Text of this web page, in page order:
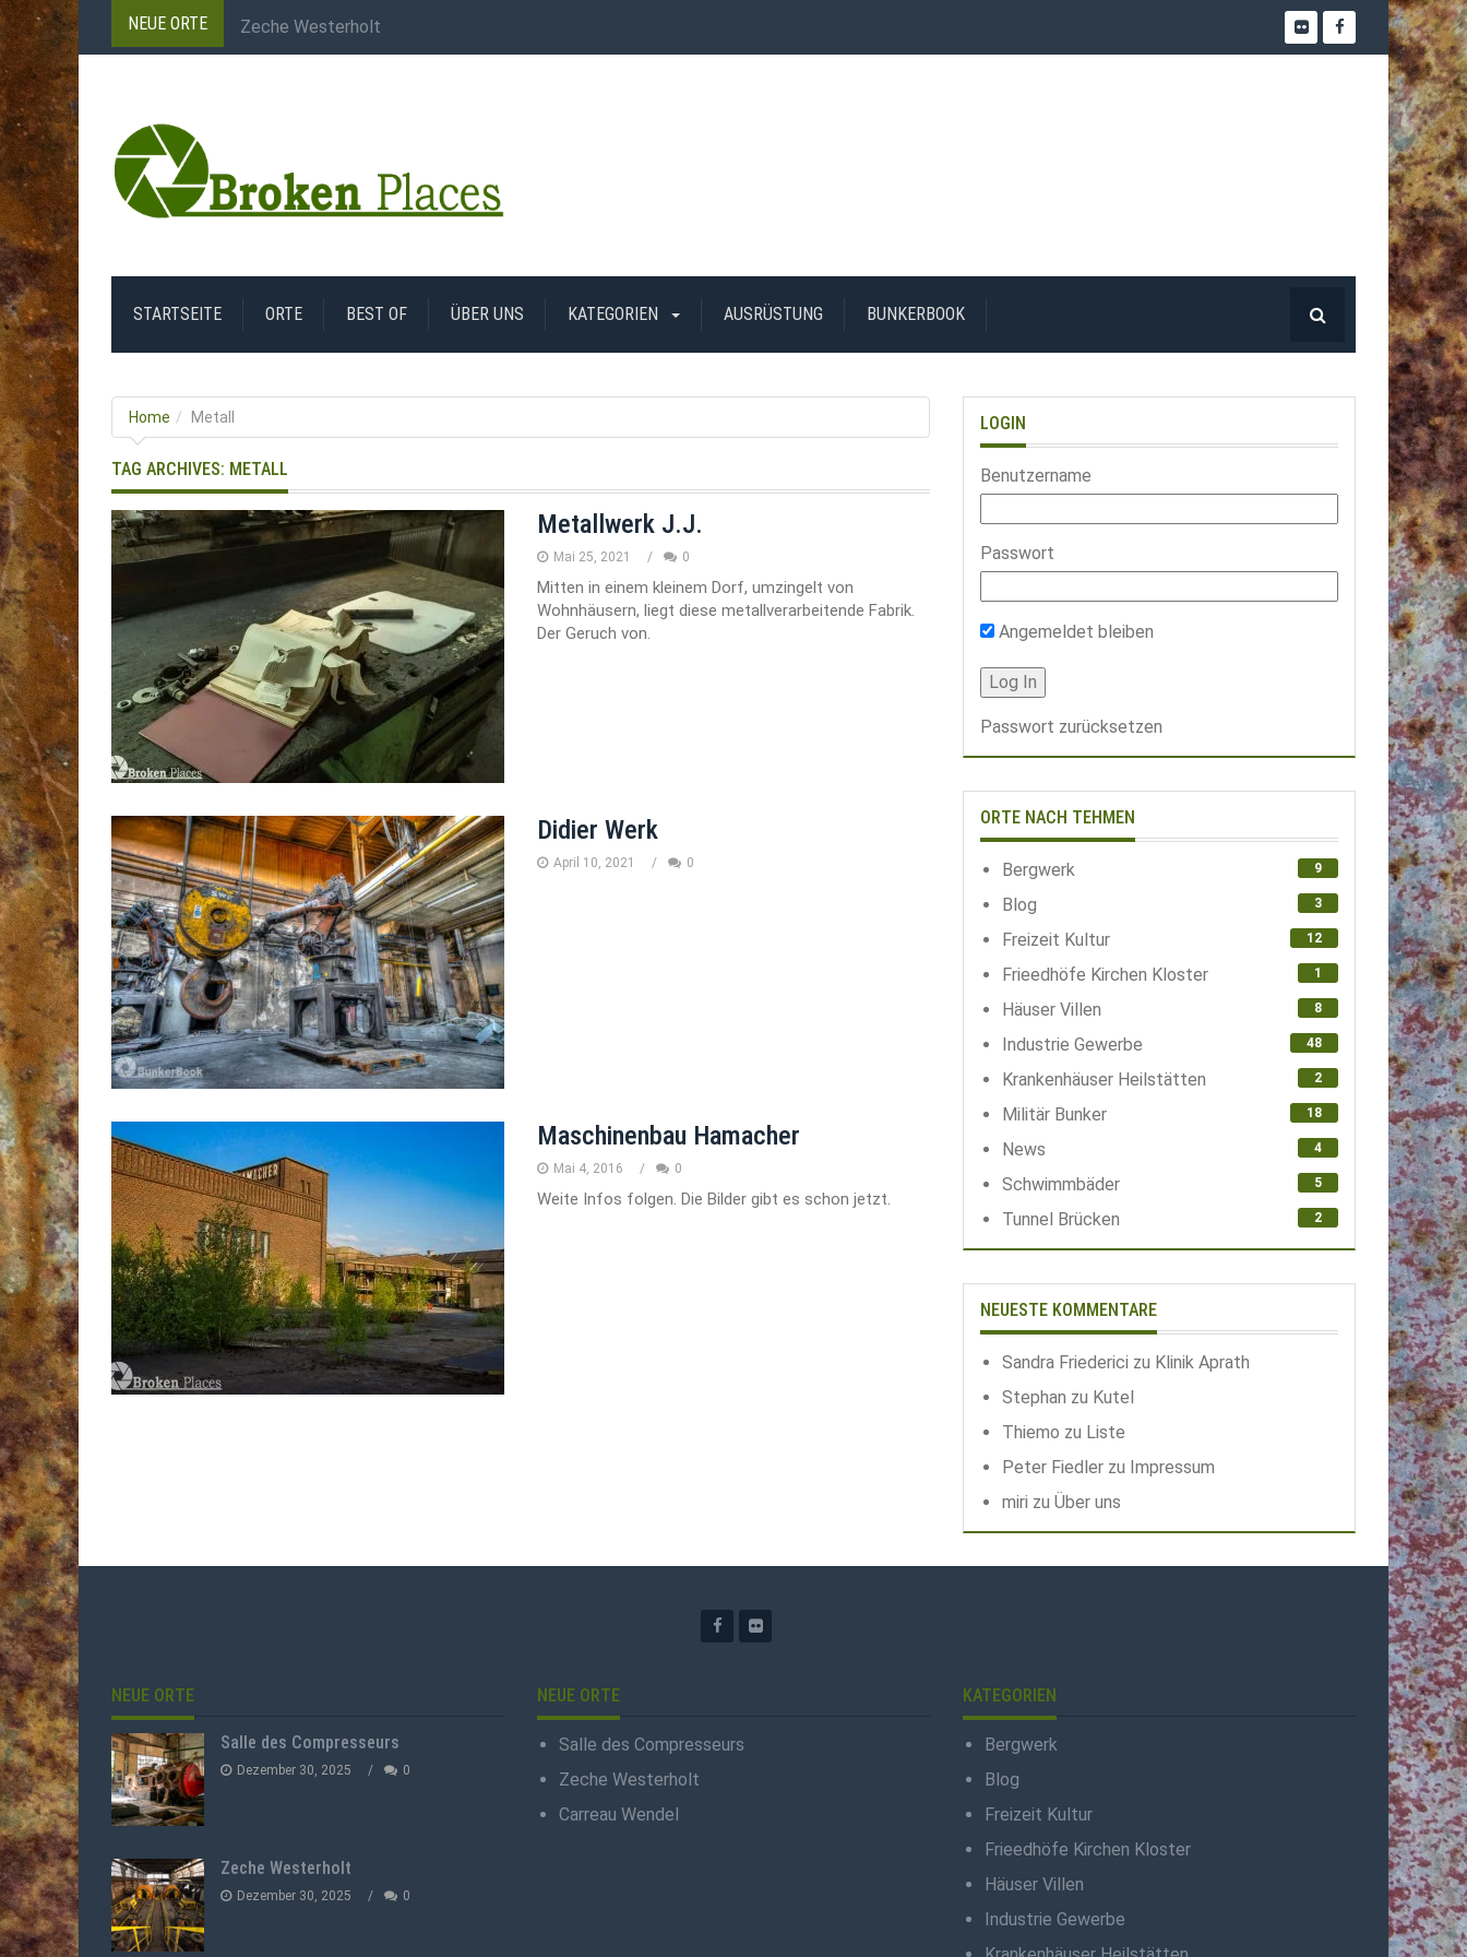
NEUE ORTE Zeche Westerholt
Jeco Gesenkschmieden
STARTSEITE ORTE BEST OF ÜBER UNS KATEGORIEN AUSRÜSTUNG BUNKERBOOK
Home Metall
TAG ARCHIVES: METALL
Metallwerk J.J.
Mai 25, 2021 0
Mitten in einem kleinem Dorf, umzingelt von
Wohnhäusern, liegt diese metallverarbeitende Fabrik.
Der Geruch von.
Didier Werk
April 10, 2021 0
Maschinenbau Hamacher
Mai 4, 2016 0
Weite Infos folgen. Die Bilder gibt es schon jetzt.
LOGIN
Benutzername
Passwort
Angemeldet bleiben
Passwort zurücksetzen
ORTE NACH TEHMEN
Bergwerk 9
Blog 3
Freizeit Kultur 12
Frieedhöfe Kirchen Kloster 1
Häuser Villen 8
Industrie Gewerbe 48
Krankenhäuser Heilstätten 2
Militär Bunker 18
News 4
Schwimmbäder 5
Tunnel Brücken 2
NEUESTE KOMMENTARE
Sandra Friederici zu Klinik Aprath
Stephan zu Kutel
Thiemo zu Liste
Peter Fiedler zu Impressum
miri zu Über uns
NEUE ORTE
Salle des Compresseurs
Dezember 30, 2025 0
Zeche Westerholt
Dezember 30, 2025 0
NEUE ORTE
Salle des Compresseurs
Zeche Westerholt
Carreau Wendel
KATEGORIEN
Bergwerk
Blog
Freizeit Kultur
Frieedhöfe Kirchen Kloster
Häuser Villen
Industrie Gewerbe